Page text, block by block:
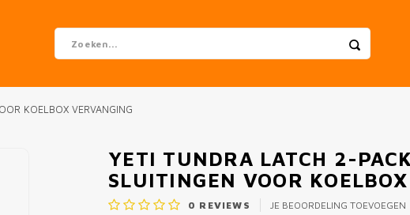
KOELBOX VERVANGING
YETI TUNDRA LATCH 2-
SLUITINGEN VOOR
0 REVIEWS JE BEOORDELING TOEVOEGEN